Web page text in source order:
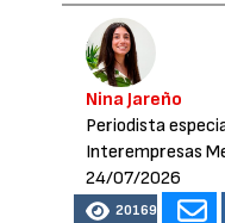
Nina Jareño
Periodista
Interempresas
24/07/2026
20169